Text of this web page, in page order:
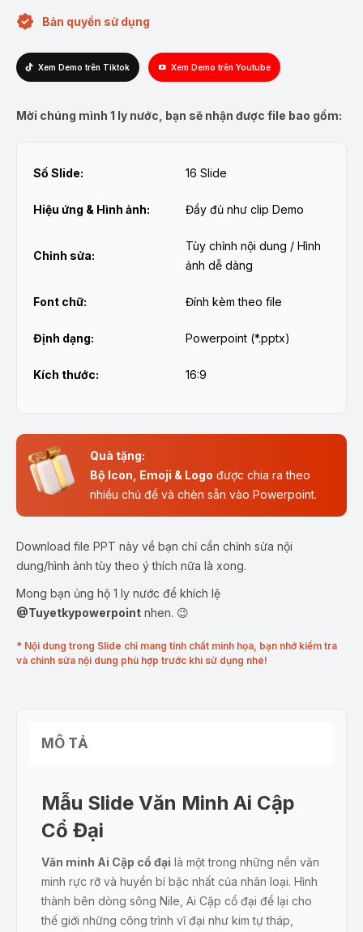
Bản quyền sử dụng
Xem Demo trên Tiktok Xem Demo trên Youtube
Mời chúng mình 1 ly nước, bạn sẽ nhận được file bao gồm:
Số Slide: 16 Slide
Hiệu ứng & Hình ảnh: Đầy đủ như clip Demo
Chỉnh sửa:
Tùy chỉnh nội dung / Hình
ảnh dễ dàng
Font chữ: Đính kèm theo file
Định dạng: Powerpoint (*.pptx)
Kích thước: 16:9
Quà tặng:
Bộ Icon, Emoji & Logo được chia ra theo
nhiều chủ đề và chèn sẵn vào Powerpoint.
Download file PPT này về bạn chỉ cần chỉnh sửa nội
dung/hình ảnh tùy theo ý thích nữa là xong.
Mong bạn ủng hộ 1 ly nước để khích lệ
@Tuyetkypowerpoint nhen. 😉
* Nội dung trong Slide chỉ mang tính chất minh họa, bạn nhớ kiểm tra
và chỉnh sửa nội dung phù hợp trước khi sử dụng nhé!
MÔ TẢ
Mẫu Slide Văn Minh Ai Cập
Cổ Đại
Văn minh Ai Cập cổ đại là một trong những nền văn
minh rực rỡ và huyền bí bậc nhất của nhân loại. Hình
thành bên dòng sông Nile, Ai Cập cổ đại để lại cho
thế giới những công trình vĩ đại như kim tự tháp,